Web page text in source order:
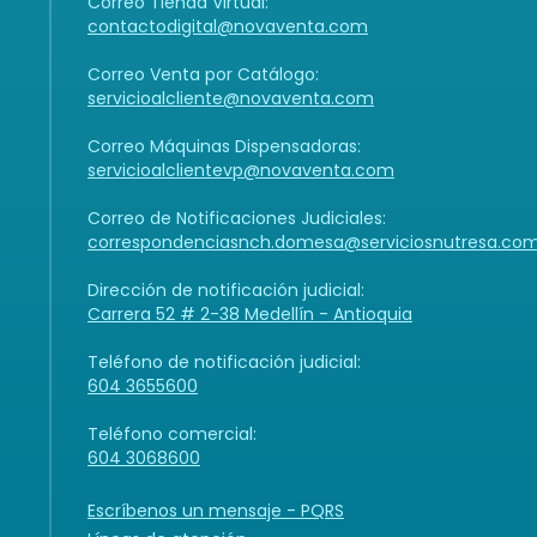
contactodigital@novaventa.com
Correo Venta por Catálogo:
servicioalcliente@novaventa.com
Correo Máquinas Dispensadoras:
servicioalclientevp@novaventa.com
Correo de Notificaciones Judiciales:
Dirección de notificación judicial:
Carrera 52 # 2-38 Medellín - Antioquia
Teléfono de notificación judicial:
604 3655600
Teléfono comercial:
604 3068600
Escríbenos un mensaje - PQRS